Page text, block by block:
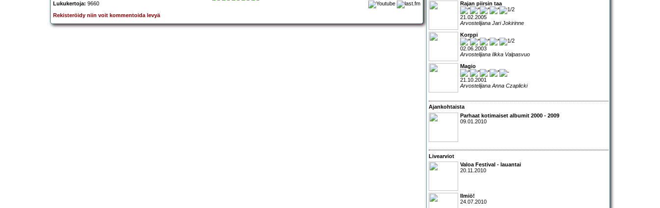
Lukukertoja: 9660
Rekisteröidy niin voit kommentoida levyä
Rajan piirsin taa
21.02.2005
Arvostelijana Jari Jokirinne
Korppi
02.06.2003
Arvostelijana Ilkka Valpasvuo
Magio
21.10.2001
Arvostelijana Anna Czaplicki
Ajankohtaista
Parhaat kotimaiset albumit 2000 - 2009
09.01.2010
Livearviot
Valoa Festival - lauantai
20.11.2010
Ilmiö!
24.07.2010